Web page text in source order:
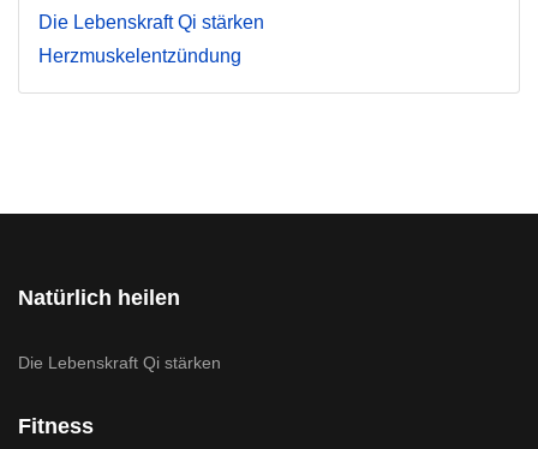
Die Lebenskraft Qi stärken
Herzmuskelentzündung
Natürlich heilen
Die Lebenskraft Qi stärken
Fitness